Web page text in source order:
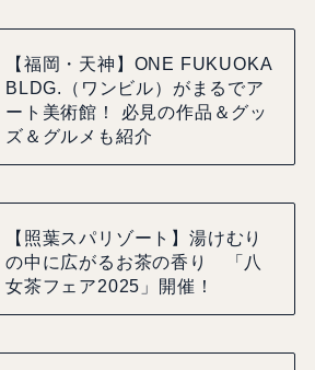
【福岡・天神】ONE FUKUOKA
BLDG.（ワンビル）がまるでア
ート美術館！ 必見の作品＆グッ
ズ＆グルメも紹介
【照葉スパリゾート】湯けむり
の中に広がるお茶の香り 「八
女茶フェア2025」開催！